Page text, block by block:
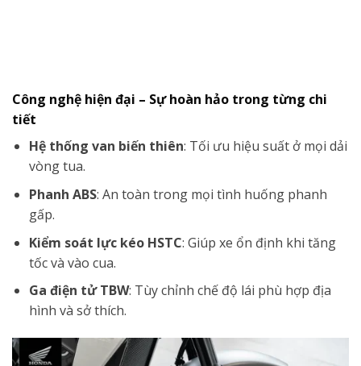
Công nghệ hiện đại – Sự hoàn hảo trong từng chi
tiết
Hệ thống van biến thiên: Tối ưu hiệu suất ở mọi dải
vòng tua.
Phanh ABS: An toàn trong mọi tình huống phanh
gấp.
Kiểm soát lực kéo HSTC: Giúp xe ổn định khi tăng
tốc và vào cua.
Ga điện tử TBW: Tùy chỉnh chế độ lái phù hợp địa
hình và sở thích.